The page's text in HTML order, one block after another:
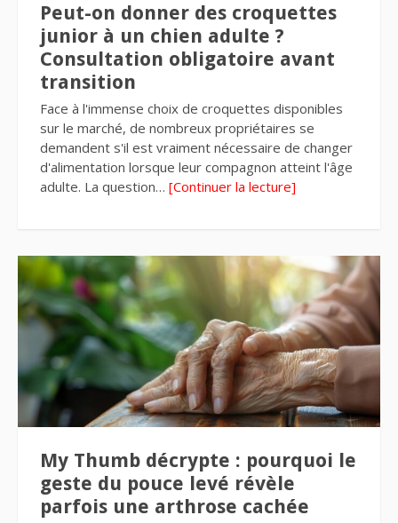
Peut-on donner des croquettes
junior à un chien adulte ?
Consultation obligatoire avant
transition
Face à l'immense choix de croquettes disponibles
sur le marché, de nombreux propriétaires se
demandent s'il est vraiment nécessaire de changer
d'alimentation lorsque leur compagnon atteint l'âge
adulte. La question… [Continuer la lecture]
My Thumb décrypte : pourquoi le
geste du pouce levé révèle
parfois une arthrose cachée